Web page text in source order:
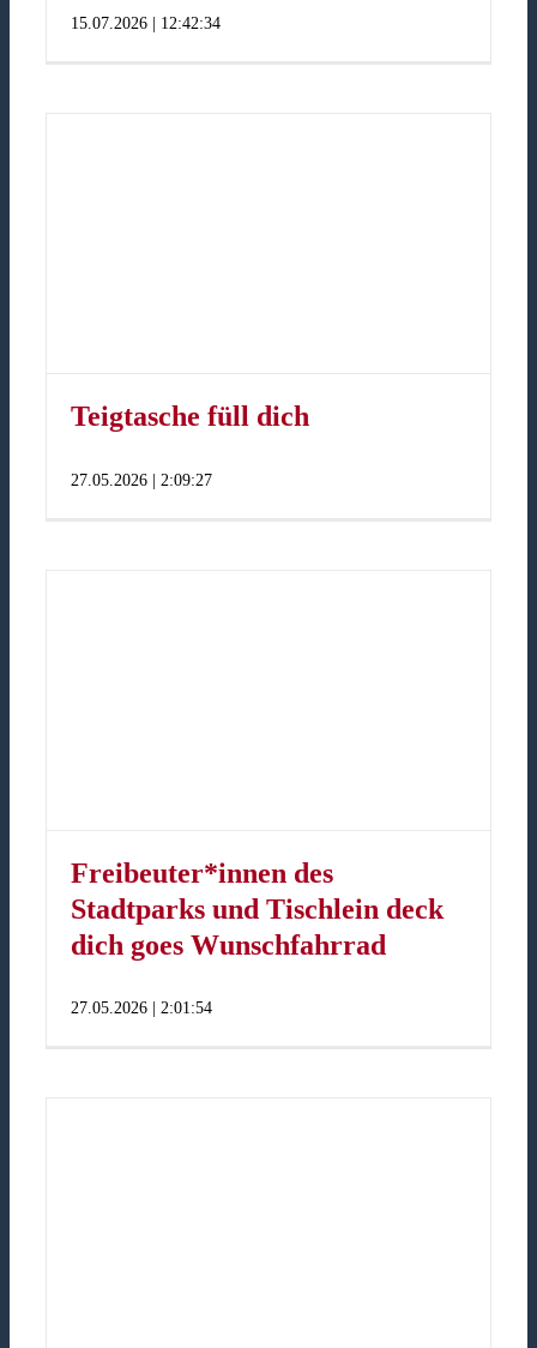
15.07.2026 | 12:42:34
Teigtasche füll dich
27.05.2026 | 2:09:27
Freibeuter*innen des
Stadtparks und Tischlein deck
dich goes Wunschfahrrad
27.05.2026 | 2:01:54